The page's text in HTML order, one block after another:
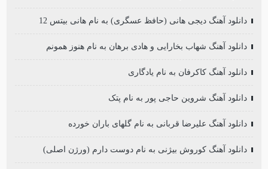
دانلود آهنگ دیجی هانی (حافظ عسگری) به نام هانی بیتس 12
دانلود آهنگ شهاب بخارایی و هادی برهان به نام هنوز همونم
دانلود آهنگ کاکرفان به نام یادگاری
دانلود آهنگ شروین حاجی پور به نام پتک
دانلود آهنگ علیرضا قربانی به نام گلهای باران خورده
دانلود آهنگ کوروش بیژنی به نام دوست دارم (ورژن اصلی)